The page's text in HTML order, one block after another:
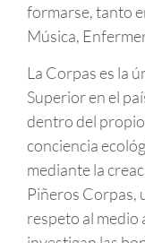
formarse, tanto
Música,
La Corpas es la
Superior en el
dentro del
conciencia
mediante la
Piñeros Corpas,
respeto al medio